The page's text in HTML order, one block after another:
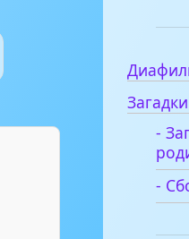
-
-